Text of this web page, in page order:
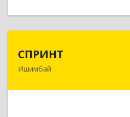
СПРИНТ
Ишимбай
453201, Башкортостан